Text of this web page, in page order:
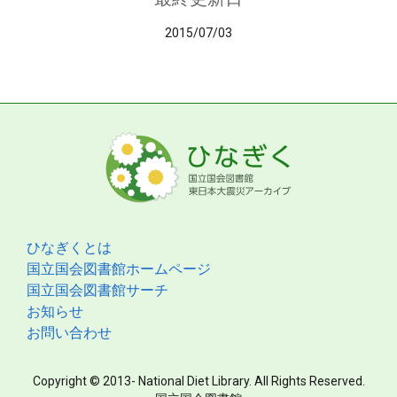
2015/07/03
ひなぎくとは
国立国会図書館ホームページ
国立国会図書館サーチ
お知らせ
お問い合わせ
Copyright © 2013- National Diet Library. All Rights Reserved.